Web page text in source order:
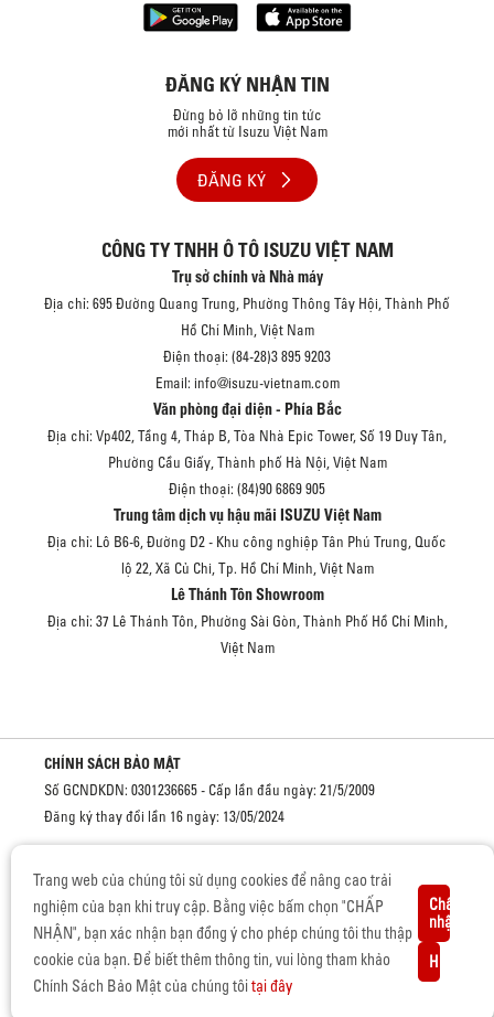
Trang web của chúng tôi sử dụng cookies để nâng cao trải
nghiệm của bạn khi truy cập. Bằng việc bấm chọn "CHẤP
NHẬN", bạn xác nhận bạn đồng ý cho phép chúng tôi thu thập
cookie của bạn. Để biết thêm thông tin, vui lòng tham khảo
Chính Sách Bảo Mật của chúng tôi tại đây
Chấp
nhận
Hủy
ĐĂNG KÝ NHẬN TIN
Đừng bỏ lỡ những tin tức
mới nhất từ Isuzu Việt Nam
ĐĂNG KÝ
CÔNG TY TNHH Ô TÔ ISUZU VIỆT NAM
Trụ sở chính và Nhà máy
Địa chỉ: 695 Đường Quang Trung, Phường Thông Tây Hội, Thành Phố
Hồ Chí Minh, Việt Nam
Điện thoại: (84-28)3 895 9203
Email: info@isuzu-vietnam.com
Văn phòng đại diện - Phía Bắc
Địa chỉ: Vp402, Tầng 4, Tháp B, Tòa Nhà Epic Tower, Số 19 Duy Tân,
Phường Cầu Giấy, Thành phố Hà Nội, Việt Nam
Điện thoại: (84)90 6869 905
Trung tâm dịch vụ hậu mãi ISUZU Việt Nam
Địa chỉ: Lô B6-6, Đường D2 - Khu công nghiệp Tân Phú Trung, Quốc
lộ 22, Xã Củ Chi, Tp. Hồ Chí Minh, Việt Nam
Lê Thánh Tôn Showroom
Địa chỉ: 37 Lê Thánh Tôn, Phường Sài Gòn, Thành Phố Hồ Chí Minh,
Việt Nam
CHÍNH SÁCH BẢO MẬT
Số GCNDKDN: 0301236665 - Cấp lần đầu ngày: 21/5/2009
Đăng ký thay đổi lần 16 ngày: 13/05/2024
Cơ quan cấp: Sở kế hoạch và đầu tư Thành phố Hồ Chí Minh
BẢN QUYỀN © 2019 CỦA ISUZU VIỆT NAM.
Giấy chứng nhận đủ điều kiện sản xuất, lắp ráp Ô tô - Số